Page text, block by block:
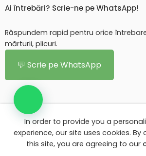
Ai întrebări? Scrie-ne pe WhatsApp!
Răspundem rapid pentru orice
mărturii, plicuri.
💬 Scrie pe WhatsApp
© 2026 - Toate drepturile
Contul meu eMarturii Despre eMarturii
In order to provide you a
experience, our site uses cookies. By
this site, you are agreeing to our